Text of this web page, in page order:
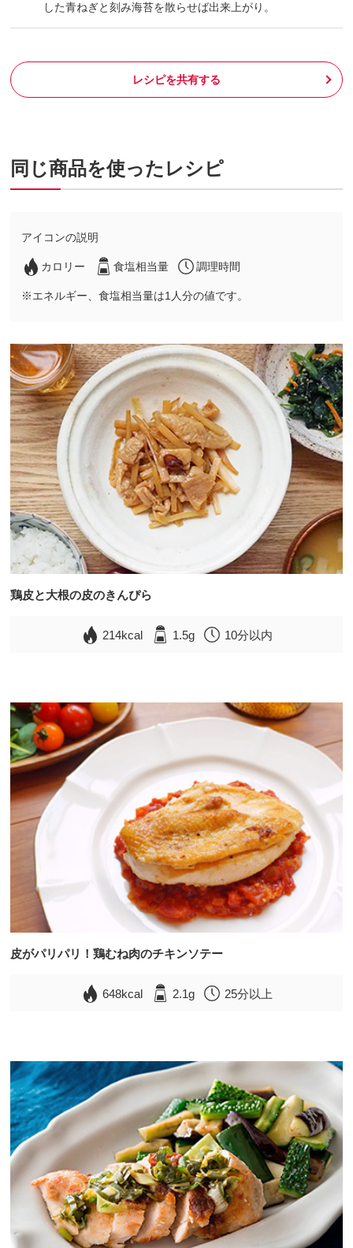
した青ねぎと刻み海苔を散らせば出来上がり。
レシピを共有する
同じ商品を使ったレシピ
アイコンの説明
カロリー 食塩相当量 調理時間
※エネルギー、食塩相当量は1人分の値です。
鶏皮と大根の皮のきんぴら
214kcal 1.5g 10分以内
皮がパリパリ！鶏むね肉のチキンソテー
648kcal 2.1g 25分以上